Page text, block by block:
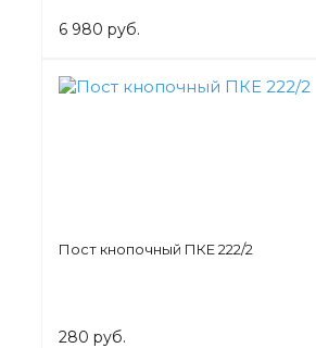
6 980 руб.
Пост кнопочный ПКЕ 222/2
280 руб.